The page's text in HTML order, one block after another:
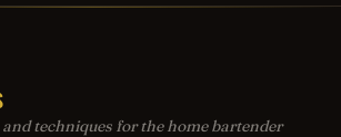
techniques for the home bartender